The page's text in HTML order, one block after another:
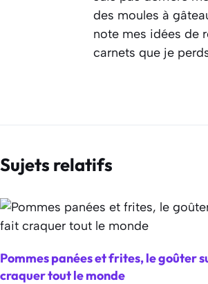
des moules à
note mes idées de
carnets que je
Sujets relatifs
Pommes panées et frites, le goûter
craquer tout le monde